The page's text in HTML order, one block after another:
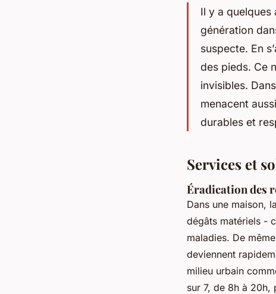
Il y a quelques
génération
suspecte. En
des pieds. Ce
invisibles.
menacent
durables et
Services et
Éradication des
Dans une maison,
dégâts matériels -
maladies. De
deviennent
milieu urbain
sur 7, de 8h à 20h,